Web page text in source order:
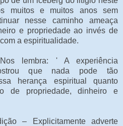
muitos e muitos anos sem
nesse caminho ameaça
e propriedade ao invés de
a espiritualidade.
lembra: ' A experiência
que nada pode tão
herança espiritual quanto
de propriedade, dinheiro e
– Explicitamente adverte